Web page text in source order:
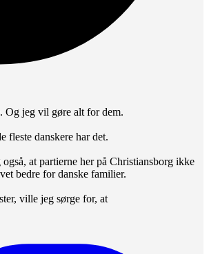
Og jeg vil gøre alt for dem.
fleste danskere har det.
at partierne her på Christiansborg ikke
bedre for danske familier.
ville jeg sørge for, at